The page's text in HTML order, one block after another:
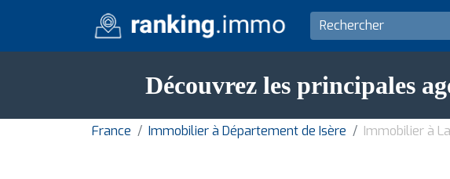
Découvrez les principales
France Immobilier à Département de Isère Immobilier à